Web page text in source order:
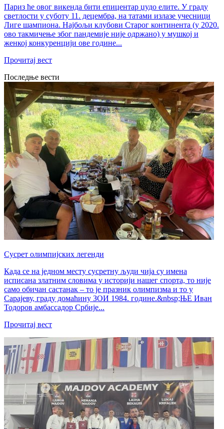
Париз ће овог викенда бити епицентар џудо елите. У граду
светлости у суботу 11. децембра, на татами излазе учесници
Лиге шампиона. Најбољи клубови Старог континента (у 2020.
ово такмичење због пандемије није одржано) у мушкој и
женкој конкуренцији ове године...
Прочитај вест
Последње вести
Сусрет олимпијских легенди
Када се на једном месту сусретну људи чија су имена
исписана златним словима у историји нашег спорта, то није
само обичан састанак – то је празник олимпизма и то у
Сарајеву, граду домаћину ЗОИ 1984. године.&nbsp;ЊЕ Иван
Тодоров амбассадор Србије...
Прочитај вест